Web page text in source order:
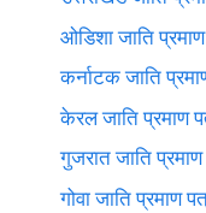
ओडिशा जाति
कर्नाटक जाति
केरल जाति प्रमाण
गुजरात जाति
गोवा जाति प्रमाण